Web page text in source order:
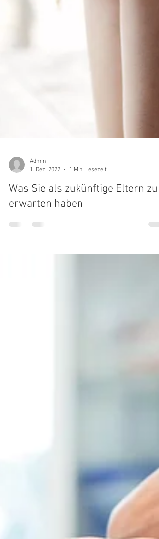
Admin
1. Dez. 2022
1 Min. Lesezeit
Was Sie als zukünftige Eltern zu
erwarten haben